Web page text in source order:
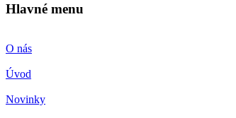
Hlavné menu
O nás
Úvod
Novinky